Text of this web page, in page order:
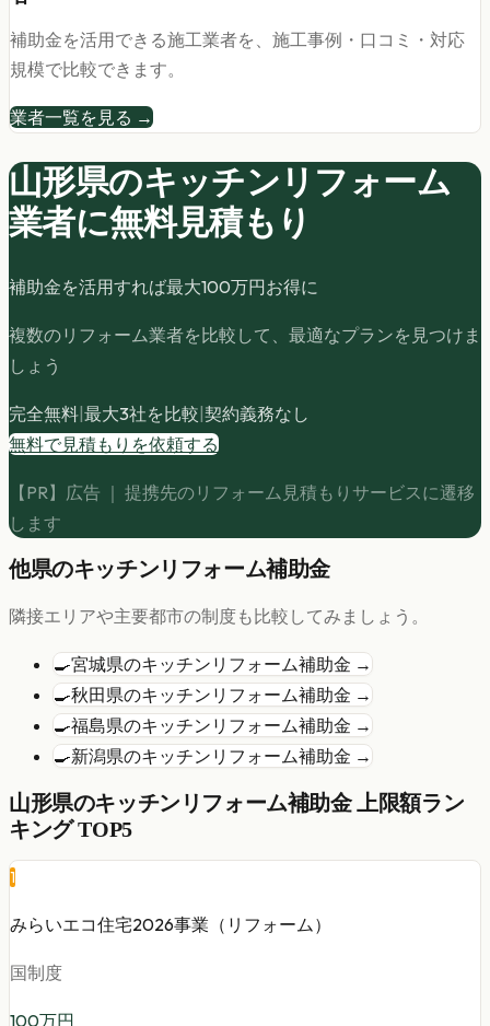
補助金を活用できる施工業者を、施工事例・口コミ・対応
規模で比較できます。
業者一覧を見る →
山形県のキッチンリフォーム
業者に無料見積もり
補助金を活用すれば最大100万円お得に
複数のリフォーム業者を比較して、最適なプランを見つけま
しょう
完全無料|最大3社を比較|契約義務なし
無料で見積もりを依頼する
【PR】広告 ｜ 提携先のリフォーム見積もりサービスに遷移
します
他県のキッチンリフォーム補助金
隣接エリアや主要都市の制度も比較してみましょう。
🍳宮城県のキッチンリフォーム補助金 →
🍳秋田県のキッチンリフォーム補助金 →
🍳福島県のキッチンリフォーム補助金 →
🍳新潟県のキッチンリフォーム補助金 →
山形県のキッチンリフォーム補助金 上限額ラン
キング TOP5
1
みらいエコ住宅2026事業（リフォーム）
国制度
100万円